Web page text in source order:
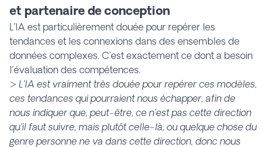
et partenaire de conception
L'IA est particulièrement douée pour repérer les
tendances et les connexions dans des ensembles de
données complexes. C'est exactement ce dont a besoin
l'évaluation des compétences.
> L'IA est vraiment très douée pour repérer ces modèles,
ces tendances qui pourraient nous échapper, afin de
nous indiquer que, peut-être, ce n'est pas cette direction
qu'il faut suivre, mais plutôt celle-là, ou quelque chose du
genre personne ne va dans cette direction, donc nous